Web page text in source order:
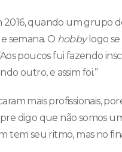
quando um grupo
semana. O hobbylogo
poucos fui fazendo
outro, e assim foi.”
mais profissionais,
digo que não somos
tem seu ritmo, mas no